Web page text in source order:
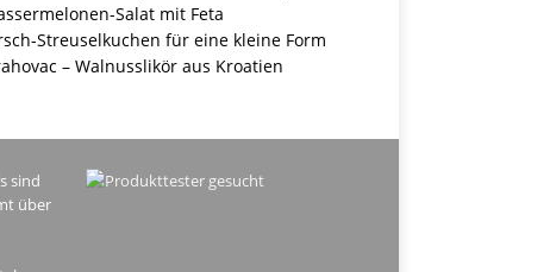
Salat mit Feta
Streuselkuchen für eine kleine Form
– Walnusslikör aus Kroatien
sind
über